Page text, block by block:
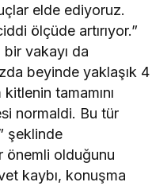
elde ediyoruz.
ölçüde artırıyor.”
vakayı da
beyinde yaklaşık 4
tamamını
normaldi. Bu tür
şeklinde
önemli olduğunu
kaybı, konuşma